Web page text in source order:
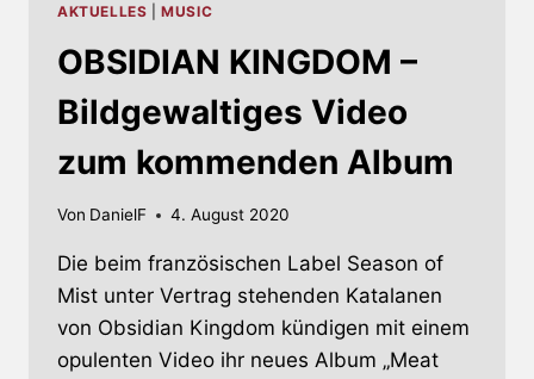
AKTUELLES |MUSIC
OBSIDIAN KINGDOM –
Bildgewaltiges Video
zum kommenden Album
Von DanielF 4. August 2020
Die beim französischen Label Season of
Mist unter Vertrag stehenden Katalanen
von Obsidian Kingdom kündigen mit einem
opulenten Video ihr neues Album „Meat